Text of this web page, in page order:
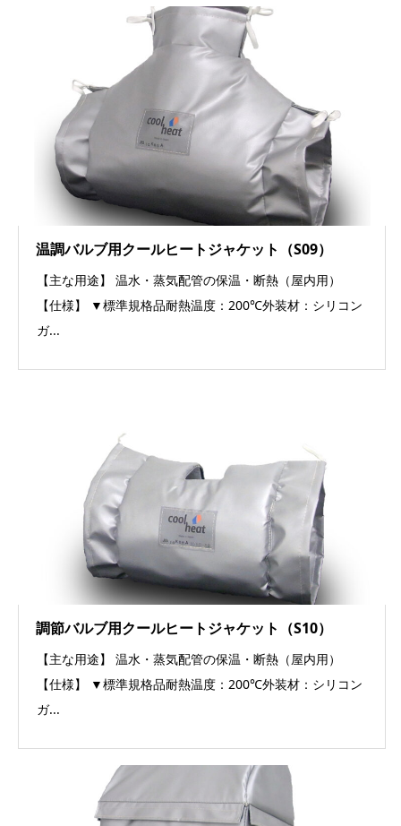
温調バルブ用クールヒートジャケット（S09）
【主な用途】 温水・蒸気配管の保温・断熱（屋内用）
【仕様】 ▼標準規格品耐熱温度：200℃外装材：シリコン
ガ...
調節バルブ用クールヒートジャケット（S10）
【主な用途】 温水・蒸気配管の保温・断熱（屋内用）
【仕様】 ▼標準規格品耐熱温度：200℃外装材：シリコン
ガ...